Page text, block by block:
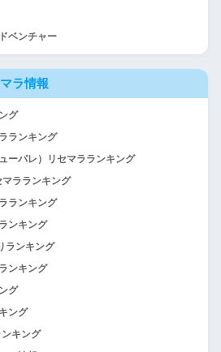
ベンチャー
ラ情報
グ
ランキング
ーパレ）リセマラランキング
ラランキング
ランキング
ンキング
ランキング
ンキング
グ
ング
キング